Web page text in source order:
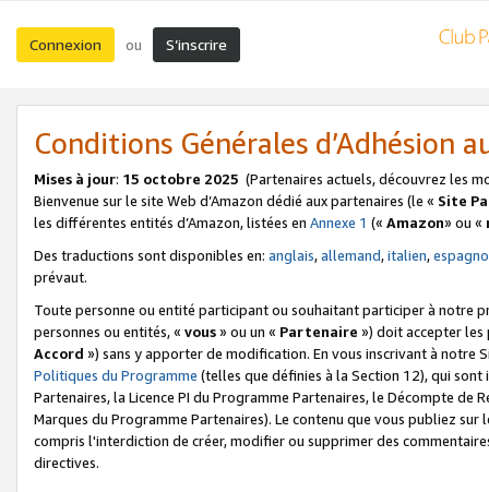
Connexion ou S’inscrire
Conditions Générales d’Adhésion
Mises à jour: 15 octobre 2025 (Partenaires actuels, découvrez les
Bienvenue sur le site Web d’Amazon dédié aux partenaires (le « Site
les différentes entités d’Amazon, listées en Annexe 1 (« Amazon» ou «
Des traductions sont disponibles en: anglais,allemand,italien,
prévaut.
Toute personne ou entité participant ou souhaitant participer à notre
personnes ou entités, « vous» ou un « Partenaire ») doit accepter les
Accord ») sans y apporter de modification. En vous inscrivant à notre
Politiques du Programme (telles que définies à la Section 12), qui
Partenaires, la Licence PI du Programme Partenaires, le Décompte de
Marques du Programme Partenaires). Le contenu que vous publiez
compris l'interdiction de créer, modifier ou supprimer des
directives.